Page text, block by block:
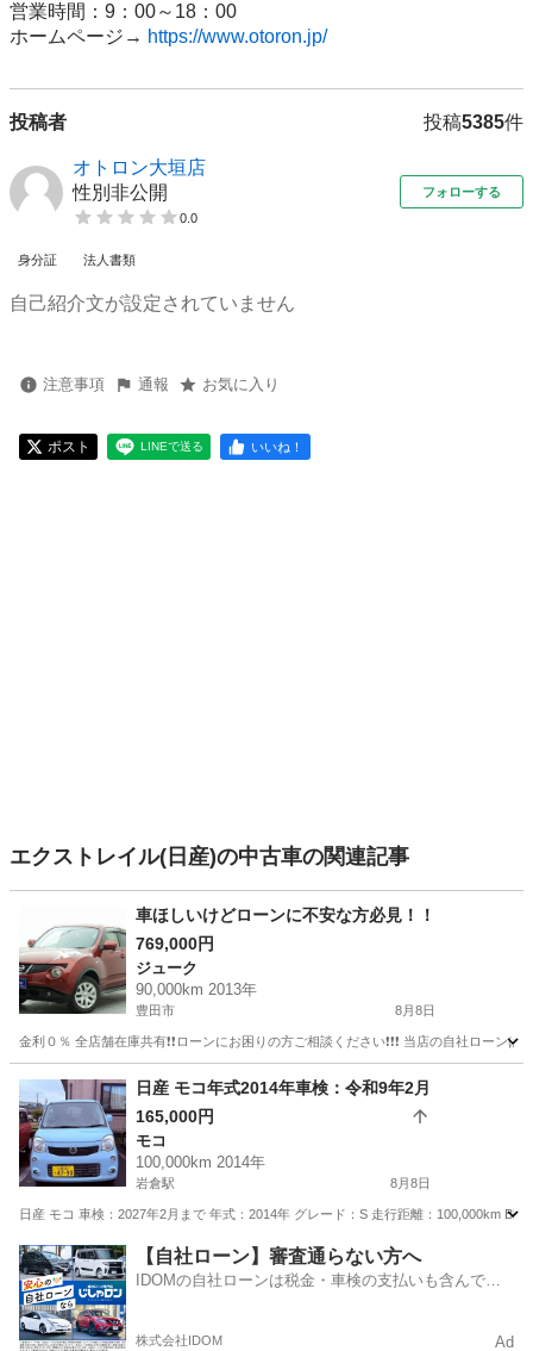
営業時間：9：00～18：00
ホームページ→ https://www.otoron.jp/
投稿者 投稿5385件
オトロン大垣店
性別非公開
0.0
フォローする
身分証 法人書類
自己紹介文が設定されていません
注意事項 通報 お気に入り
ポスト LINEで送る いいね！
エクストレイル(日産)の中古車の関連記事
車ほしいけどローンに不安な方必見！！
769,000円
ジューク
90,000km 2013年
豊田市 8月8日
金利０％ 全店舗在庫共有❗️❗️ローンにお困りの方ご相談ください❗️❗️❗️ 当店の自社ロ
愛知 豊田市 ジューク ローン
日産 モコ年式2014年車検：令和9年2月
165,000円
モコ
100,000km 2014年
岩倉駅 8月8日
日産 モコ 車検：2027年2月まで 年式：2014年 グレード：S 走行距離：100,000km
愛知 岩倉市 岩倉駅 モコ 走行距離
【自社ローン】審査通らない方へ
IDOMの自社ローンは税金・車検の支払いも含んでい
株式会社IDOM Ad